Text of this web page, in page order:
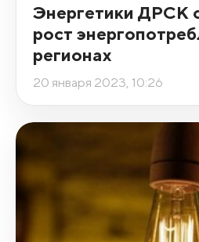
Энергетики ДРСК
рост
регионах
20 января 2023, 10:26